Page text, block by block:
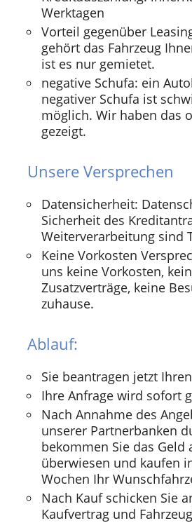
Werktagen
Vorteil gegenüber
gehört das Fahrzeug
ist es nur gemietet.
negative Schufa: ein
negativer Schufa ist
möglich. Wir haben das
gezeigt.
Unsere Versprechen
Datensicherheit:
Sicherheit des
Weiterverarbeitung sind
Keine Vorkosten
uns keine Vorkosten,
Zusatzverträge, keine
zuhause.
Ablauf:
Sie beantragen jetzt
Ihre Anfrage wird sofort
Nach Annahme des
unserer Partnerbanken
bekommen Sie das Geld
überwiesen und kaufen
Wochen Ihr
Nach Kauf schicken Sie
Kaufvertrag und